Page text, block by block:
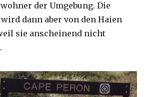
der Umgebung. Die
dann aber von den Haien
sie anscheinend nicht